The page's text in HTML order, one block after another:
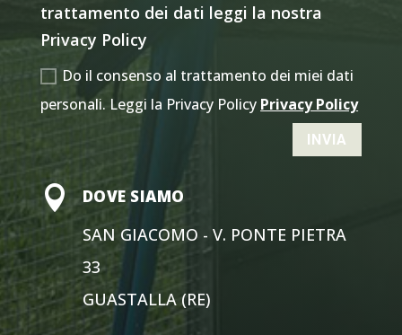
trattamento dei dati leggi la nostra
Privacy Policy
Do il consenso al trattamento dei miei dati
personali. Leggi la Privacy Policy Privacy Policy
INVIA
 DOVE SIAMO
SAN GIACOMO - V. PONTE PIETRA
33
GUASTALLA (RE)